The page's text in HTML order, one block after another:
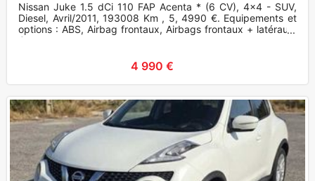
Nissan Juke 1.5 dCi 110 FAP Acenta * (6 CV), 4x4 - SUV,
Diesel, Avril/2011, 193008 Km , 5, 4990 €. Equipements et
options : ABS, Airbag frontaux, Airbags frontaux + latéraux,
Cont
4 990 €